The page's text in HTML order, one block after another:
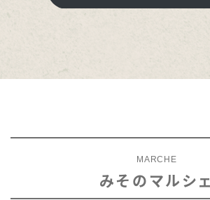
MARCHE
みそのマルシェ